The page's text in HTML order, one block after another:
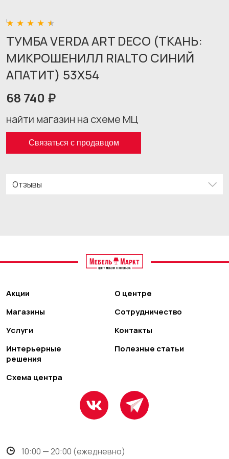
ТУМБА VERDA ART DECO (ТКАНЬ:
МИКРОШЕНИЛЛ RIALTO СИНИЙ
АПАТИТ) 53X54
68 740 ₽
найти магазин на схеме МЦ
Связаться с продавцом
Отзывы
Акции
Магазины
Услуги
Интерьерные
решения
Схема центра
О центре
Сотрудничество
Контакты
Полезные статьи
10:00 — 20:00 (ежедневно)